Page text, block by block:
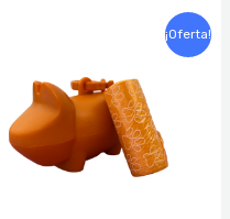
¡Oferta!
era:
$ 15.000.
precio
es:
$ 12.000.